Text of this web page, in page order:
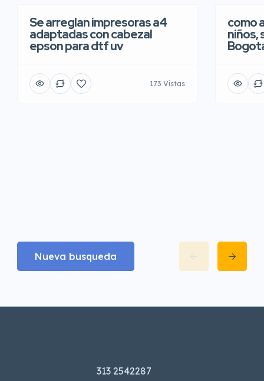
Se arreglan impresoras a4
adaptadas con cabezal
epson para dtf uv
173 Vistas
como
niños,
Nueva busqueda
313 2542287